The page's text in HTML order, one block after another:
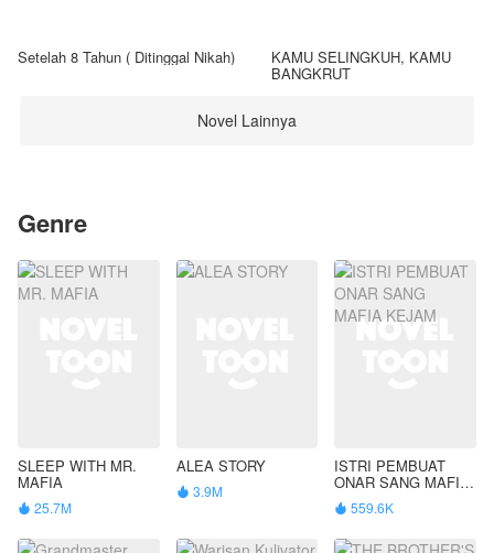
Setelah 8 Tahun ( Ditinggal Nikah) KAMU SELINGKUH, KAMU
BANGKRUT
Novel Lainnya
Genre
SLEEP WITH MR.
MAFIA
 25.7M
ALEA STORY
 3.9M
ISTRI PEMBUAT
ONAR SANG MAFIA
KEJAM
 559.6K